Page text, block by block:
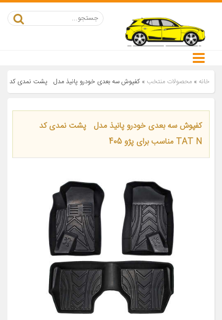
خانه » محصولات منتخب »کفپوش سه بعدی خودرو پانیذ مدل پشت نمدی کد TAT N مناسب برای پژو 405
کفپوش سه بعدی خودرو پانیذ مدل پشت نمدی کد
TAT N مناسب برای پژو 405